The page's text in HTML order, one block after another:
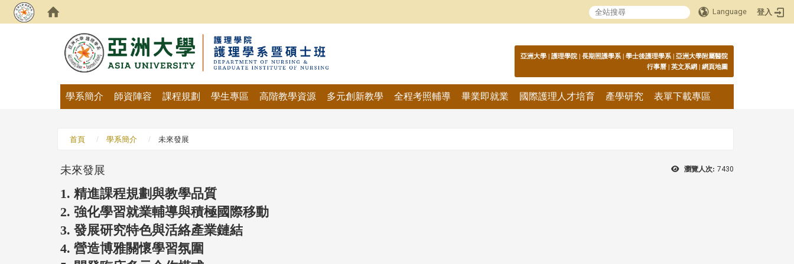
Language 登入
:::
亞洲大學 | 護理學院 | 長期照護學系 | 學士後護理學系 | 亞洲大學附屬醫院
行事曆 | 英文系網 | 網頁地圖
學系簡介 師資陣容 課程規劃 學生專區 高階教學資源 多元創新教學 全程考照輔導 畢業即就業 國際護理人才培育 產學研究 表單下載專區
首頁 學系簡介 未來發展
瀏覽人次: 7430
未來發展
1. 精進課程規劃與教學品質
2. 強化學習就業輔導與積極國際移動
3. 發展研究特色與活絡產業鏈結
4. 營造博雅關懷學習氛圍